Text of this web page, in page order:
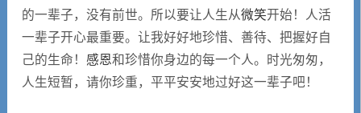
的一辈子，没有前世。所以要让人生从微笑开始！人活
一辈子开心最重要。让我好好地珍惜、善待、把握好自
己的生命！ 感恩和珍惜你身边的每一个人。时光匆匆，
人生短暂，请你珍重，平平安安地过好这一辈子吧！